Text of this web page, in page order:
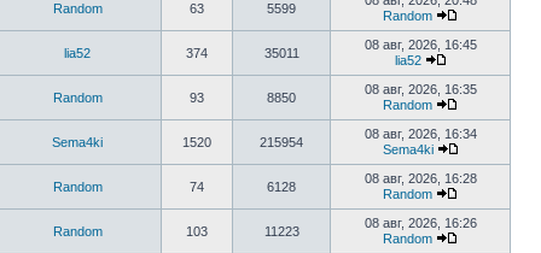
Random 63 5599
Random
Перейти
к
lia52 374 35011
08 авг, 2026, 16:45
lia52
Перейти
к
последнему
Random 93 8850
08 авг, 2026, 16:35
Random
Перейти
к
Sema4ki 1520 215954
08 авг, 2026, 16:34
Sema4ki
Перейти
к
Random 74 6128
08 авг, 2026, 16:28
Random
Перейти
к
Random 103 11223
08 авг, 2026, 16:26
Random